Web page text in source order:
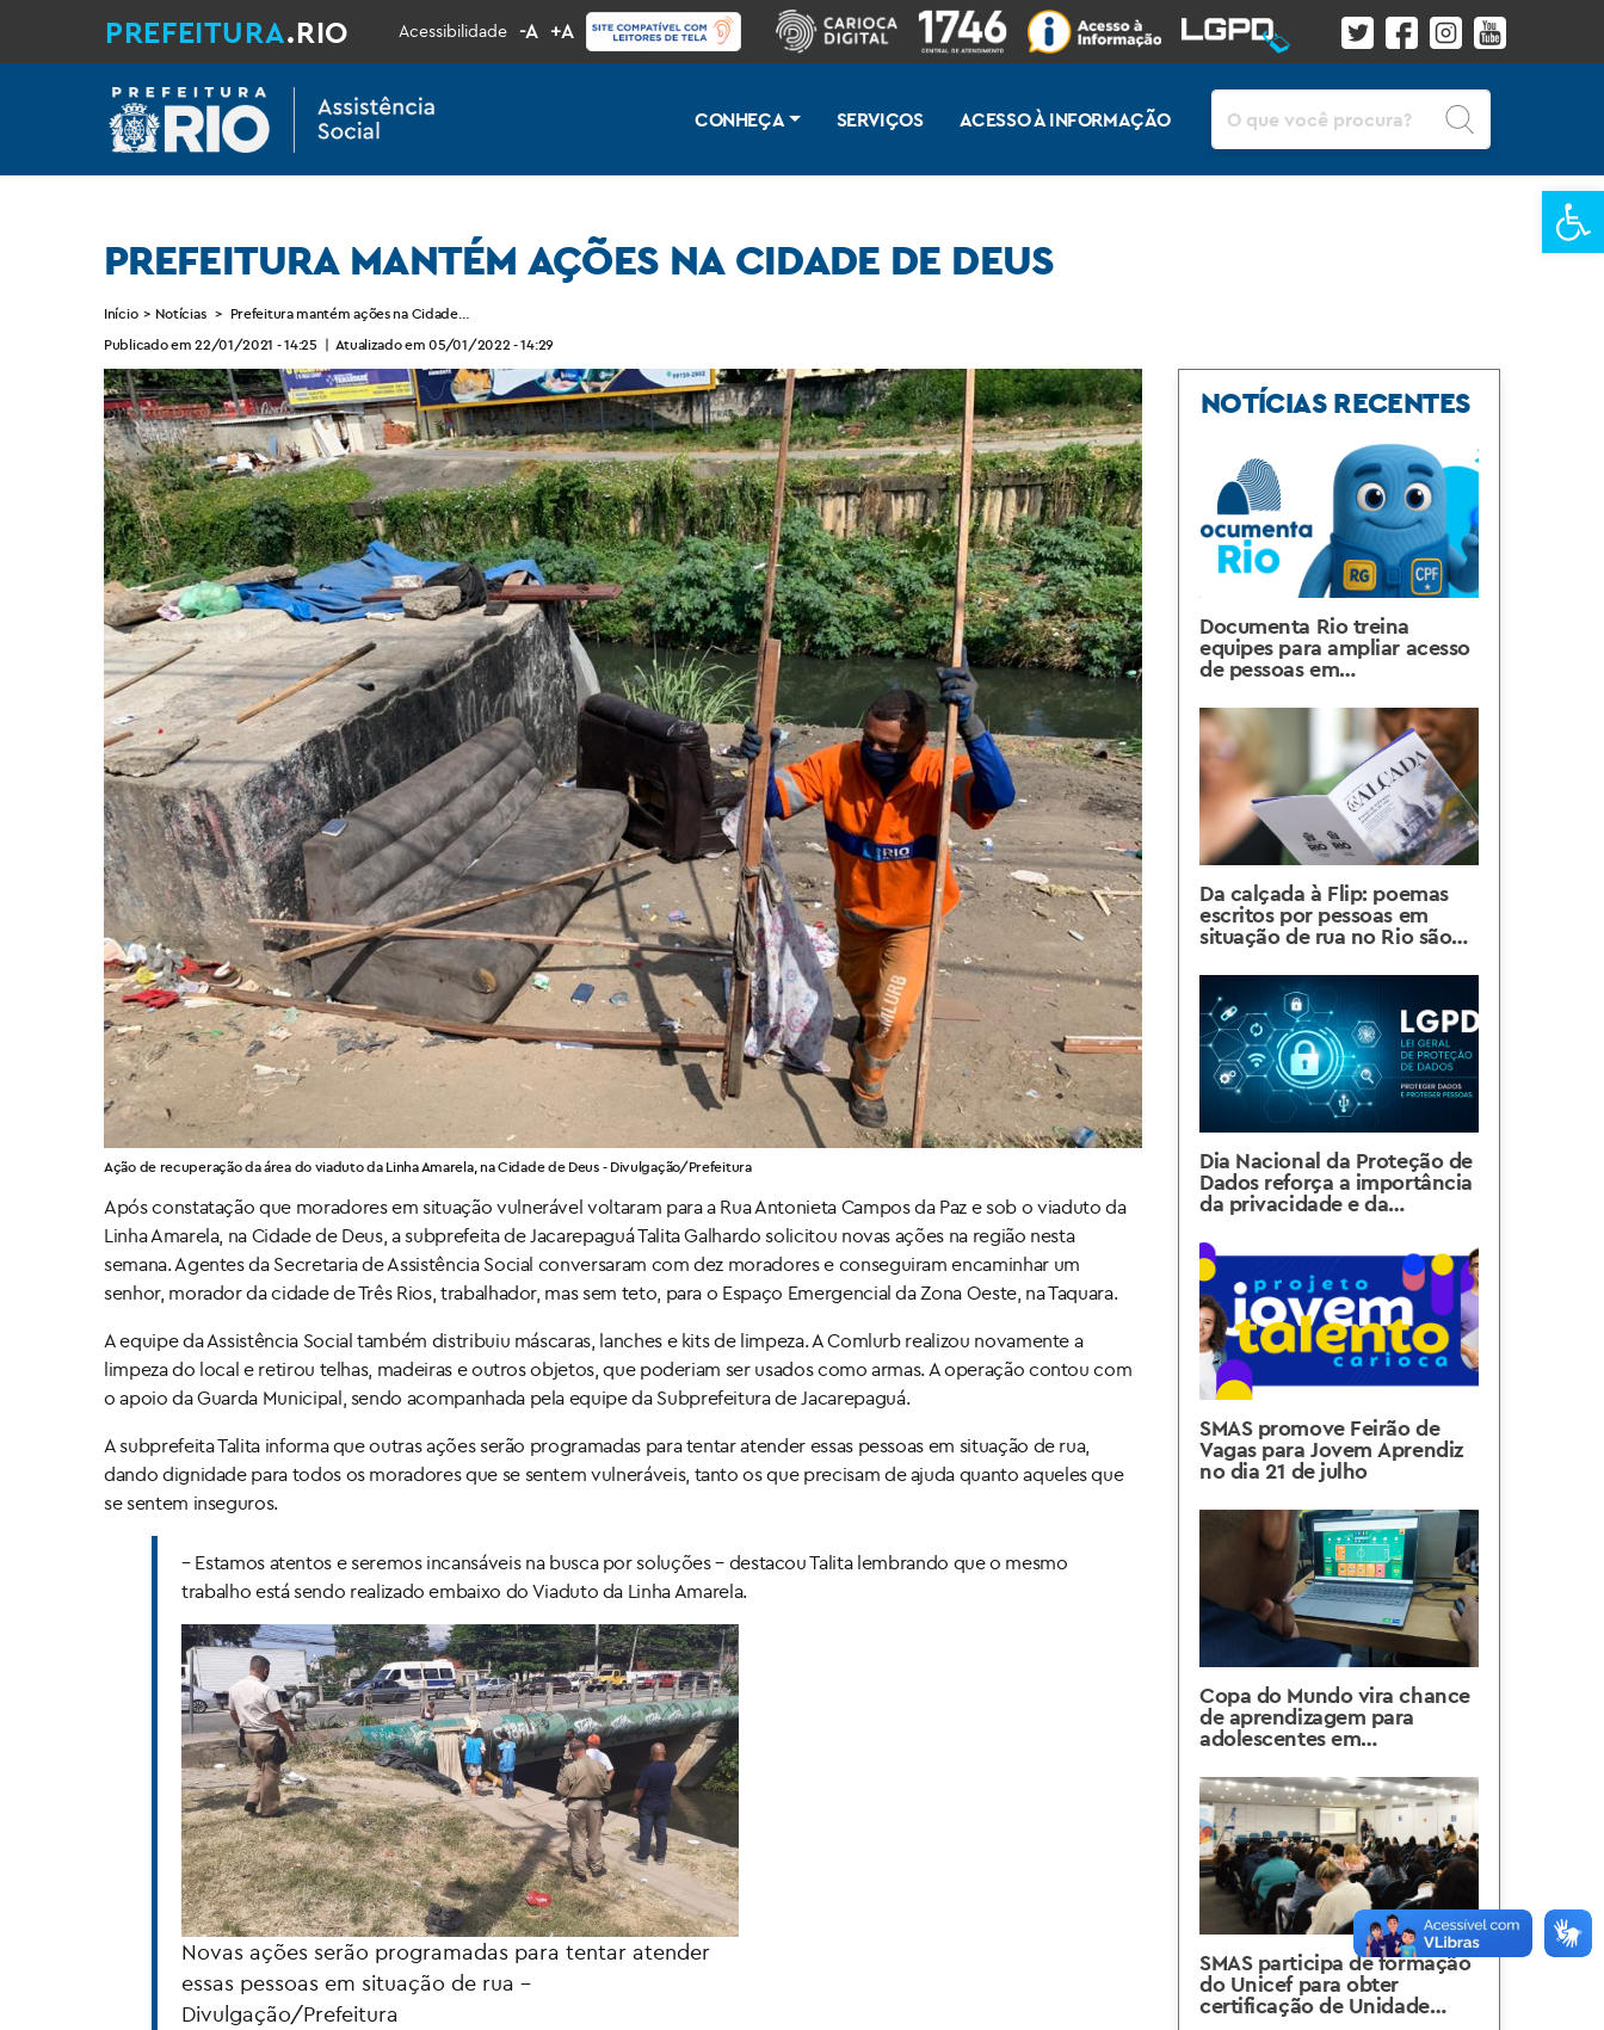
PREFEITURA.RIO Acessibilidade -A +A
CONHEÇA SERVIÇOS ACESSO À INFORMAÇÃO
PREFEITURA MANTÉM AÇÕES NA CIDADE DE DEUS
Início > Notícias > Prefeitura mantém ações na Cidade de Deus
Publicado em 22/01/2021 - 14:25 | Atualizado em 05/01/2022 - 14:29
Ação de recuperação da área do viaduto da Linha Amarela, na Cidade de Deus - Divulgação/Prefeitura
Após constatação que moradores em situação vulnerável voltaram para a Rua Antonieta Campos da Paz e sob o viaduto da
Linha Amarela, na Cidade de Deus, a subprefeita de Jacarepaguá Talita Galhardo solicitou novas ações na região nesta
semana. Agentes da Secretaria de Assistência Social conversaram com dez moradores e conseguiram encaminhar um
senhor, morador da cidade de Três Rios, trabalhador, mas sem teto, para o Espaço Emergencial da Zona Oeste, na Taquara.
A equipe da Assistência Social também distribuiu máscaras, lanches e kits de limpeza. A Comlurb realizou novamente a
limpeza do local e retirou telhas, madeiras e outros objetos, que poderiam ser usados como armas. A operação contou com
o apoio da Guarda Municipal, sendo acompanhada pela equipe da Subprefeitura de Jacarepaguá.
A subprefeita Talita informa que outras ações serão programadas para tentar atender essas pessoas em situação de rua,
dando dignidade para todos os moradores que se sentem vulneráveis, tanto os que precisam de ajuda quanto aqueles que
se sentem inseguros.
– Estamos atentos e seremos incansáveis na busca por soluções – destacou Talita lembrando que o mesmo
trabalho está sendo realizado embaixo do Viaduto da Linha Amarela.
Novas ações serão programadas para tentar atender
essas pessoas em situação de rua –
Divulgação/Prefeitura
NOTÍCIAS RECENTES
Documenta Rio treina
equipes para ampliar acesso
de pessoas em
documentação civil
Da calçada à Flip: poemas
escritos por pessoas em
situação de rua no Rio são
Paraty
Dia Nacional da Proteção de
Dados reforça a importância
da privacidade e da
SMAS promove Feirão de
Vagas para Jovem Aprendiz
no dia 21 de julho
Copa do Mundo vira chance
de aprendizagem para
adolescentes em
SMAS participa de formação
do Unicef para obter
certificação de Unidade